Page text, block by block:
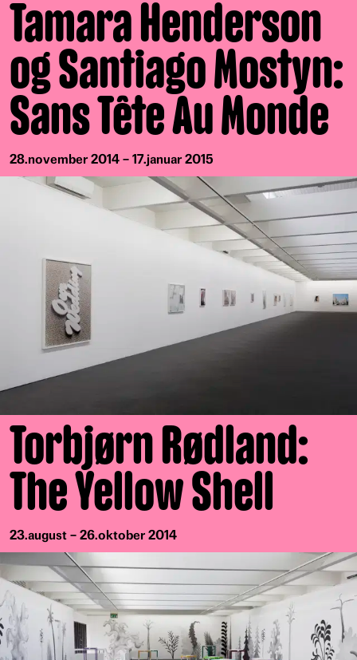
Tamara Henderson
og Santiago Mostyn:
Sans Tête Au Monde
28.november 2014 – 17.januar 2015
Torbjørn Rødland:
The Yellow Shell
23.august – 26.oktober 2014